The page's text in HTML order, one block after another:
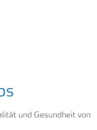
und Gesundheit von